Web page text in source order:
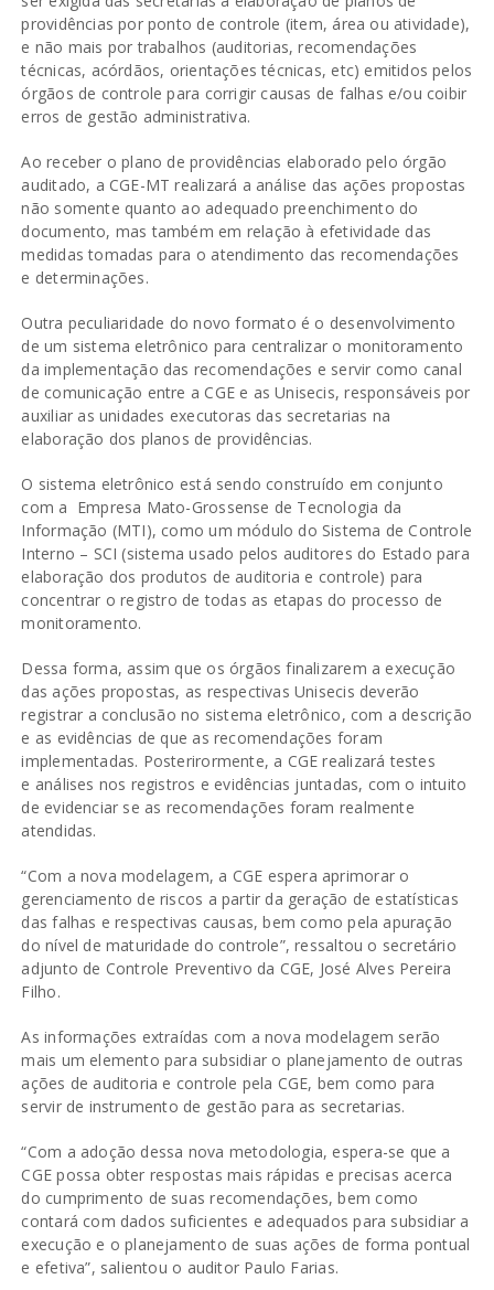
providências por ponto de controle (item, área ou atividade),
e não mais por trabalhos (auditorias, recomendações
técnicas, acórdãos, orientações técnicas, etc) emitidos pelos
órgãos de controle para corrigir causas de falhas e/ou coibir
erros de gestão administrativa.
Ao receber o plano de providências elaborado pelo órgão
auditado, a CGE-MT realizará a análise das ações propostas
não somente quanto ao adequado preenchimento do
documento, mas também em relação à efetividade das
medidas tomadas para o atendimento das recomendações
e determinações.
Outra peculiaridade do novo formato é o desenvolvimento
de um sistema eletrônico para centralizar o monitoramento
da implementação das recomendações e servir como canal
de comunicação entre a CGE e as Unisecis, responsáveis por
auxiliar as unidades executoras das secretarias na
elaboração dos planos de providências.
O sistema eletrônico está sendo construído em conjunto
com a Empresa Mato-Grossense de Tecnologia da
Informação (MTI), como um módulo do Sistema de Controle
Interno – SCI (sistema usado pelos auditores do Estado para
elaboração dos produtos de auditoria e controle) para
concentrar o registro de todas as etapas do processo de
monitoramento.
Dessa forma, assim que os órgãos finalizarem a execução
das ações propostas, as respectivas Unisecis deverão
registrar a conclusão no sistema eletrônico, com a descrição
e as evidências de que as recomendações foram
implementadas. Posterirormente, a CGE realizará testes
e análises nos registros e evidências juntadas, com o intuito
de evidenciar se as recomendações foram realmente
atendidas.
“Com a nova modelagem, a CGE espera aprimorar o
gerenciamento de riscos a partir da geração de estatísticas
das falhas e respectivas causas, bem como pela apuração
do nível de maturidade do controle”, ressaltou o secretário
adjunto de Controle Preventivo da CGE, José Alves Pereira
Filho.
As informações extraídas com a nova modelagem serão
mais um elemento para subsidiar o planejamento de outras
ações de auditoria e controle pela CGE, bem como para
servir de instrumento de gestão para as secretarias.
“Com a adoção dessa nova metodologia, espera-se que a
CGE possa obter respostas mais rápidas e precisas acerca
do cumprimento de suas recomendações, bem como
contará com dados suficientes e adequados para subsidiar a
execução e o planejamento de suas ações de forma pontual
e efetiva”, salientou o auditor Paulo Farias.